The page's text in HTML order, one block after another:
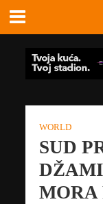
WORLD
SUD
MORA